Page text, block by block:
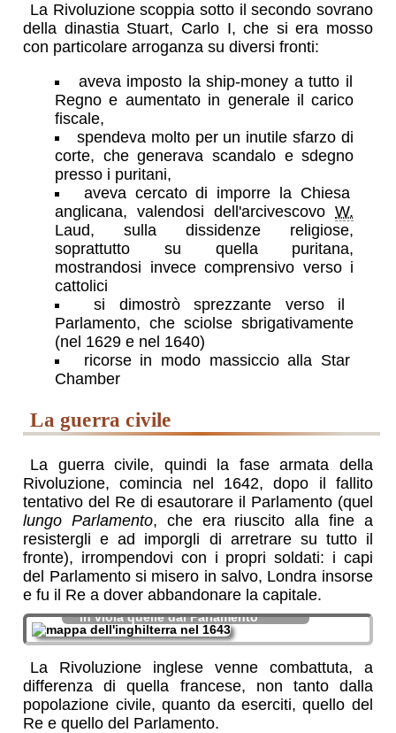
La Rivoluzione scoppia sotto il secondo sovrano
della dinastia Stuart, Carlo I, che si era mosso
con particolare arroganza su diversi fronti:
aveva imposto la ship-money a tutto il
Regno e aumentato in generale il carico
fiscale,
spendeva molto per un inutile sfarzo di
corte, che generava scandalo e sdegno
presso i puritani,
aveva cercato di imporre la Chiesa
anglicana, valendosi dell'arcivescovoW.
Laud, sulla dissidenze religiose,
soprattutto su quella puritana,
mostrandosi invece comprensivo verso i
cattolici
si dimostrò sprezzante verso il
Parlamento, che sciolse sbrigativamente
(nel 1629 e nel 1640)
ricorse in modo massiccio alla Star
Chamber
la guerra civile
La guerra civile, quindi la fase armata della
Rivoluzione, comincia nel 1642, dopo il fallito
tentativo del Re di esautorare il Parlamento (quel
lungo Parlamento, che era riuscito alla fine a
resistergli e ad imporgli di arretrare su tutto il
fronte), irrompendovi con i propri soldati: i capi
del Parlamento si misero in salvo, Londra insorse
e fu il Re a dover abbandonare la capitale.
in arancio le zone controllate dal Re,
in viola quelle dal Parlamento
La Rivoluzione inglese venne combattuta, a
differenza di quella francese, non tanto dalla
popolazione civile, quanto da eserciti, quello del
Re e quello del Parlamento.